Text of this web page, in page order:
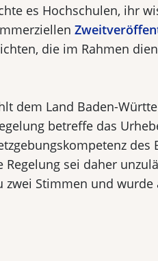
es Hochschulen, ihr
die im Rahmen
dem Land Baden-
betreffe das
des
Regelung sei daher
zwei Stimmen und wurde